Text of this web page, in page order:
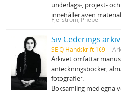
underlags‐, projekt‐
innehåller även
Fjellström, Phebe
Siv Cederings arkiv
SE Q Handskrift 169
Arkivet omfattar
anteckningsböcker,
fotografier.
Boksamling med egna